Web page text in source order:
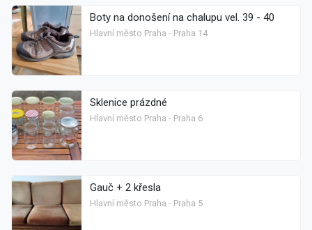
Boty na donošení na chalupu vel. 39 - 40
Hlavní město Praha - Praha 14
Sklenice prázdné
Hlavní město Praha - Praha 6
Gauč + 2 křesla
Hlavní město Praha - Praha 5